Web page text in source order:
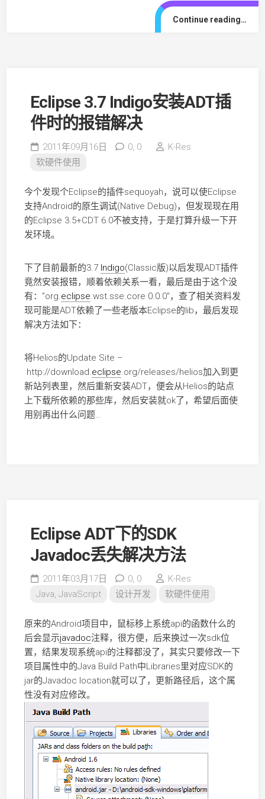
Continue reading…
Eclipse 3.7 Indigo安装ADT插
件时的报错解决
2011年09月16日 0, 0
K-Res
软硬件使用
今个发现个Eclipse的插件sequoyah，说可以使Eclipse
支持Android的原生调试(Native Debug)，但发现现在用
的Eclipse 3.5+CDT 6.0不被支持，于是打算升级一下开
发环境。
下了目前最新的3.7 Indigo(Classic版)以后发现ADT插件
竟然安装报错，顺着依赖关系一看，最后是由于这个没
有：”org.eclipse.wst.sse.core 0.0.0″，查了相关资料发
现可能是ADT依赖了一些老版本Eclipse的lib，最后发现
解决方法如下：
将Helios的Update Site –
http://download.eclipse.org/releases/helios加入到更
新站列表里，然后重新安装ADT，便会从Helios的站点
上下载所依赖的那些库，然后安装就ok了，希望后面使
用别再出什么问题…
Eclipse ADT下的SDK
Javadoc丢失解决方法
2011年03月17日 0, 0
K-Res
Java, JavaScript
设计开发 软硬件使用
原来的Android项目中，鼠标移上系统api的函数什么的
后会显示javadoc注释，很方便，后来换过一次sdk位
置，结果发现系统api的注释都没了，其实只要修改一下
项目属性中的Java Build Path中Libraries里对应SDK的
jar的Javadoc location就可以了，更新路径后，这个属
性没有对应修改。